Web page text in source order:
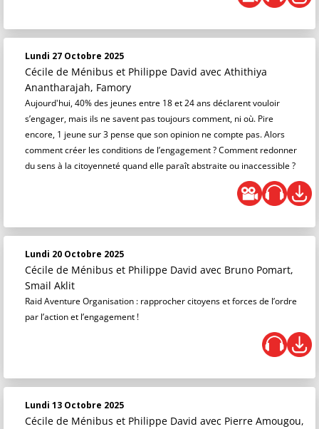
Lundi 27 Octobre 2025
Cécile de Ménibus et Philippe David avec Athithiya
Anantharajah, Famory
Aujourd'hui, 40% des jeunes entre 18 et 24 ans déclarent vouloir
s’engager, mais ils ne savent pas toujours comment, ni où. Pire
encore, 1 jeune sur 3 pense que son opinion ne compte pas. Alors
comment créer les conditions de l’engagement ? Comment redonner
du sens à la citoyenneté quand elle paraît abstraite ou inaccessible ?
Lundi 20 Octobre 2025
Cécile de Ménibus et Philippe David avec Bruno Pomart,
Smail Aklit
Raid Aventure Organisation : rapprocher citoyens et forces de l’ordre
par l’action et l’engagement !
Lundi 13 Octobre 2025
Cécile de Ménibus et Philippe David avec Pierre Amougou,